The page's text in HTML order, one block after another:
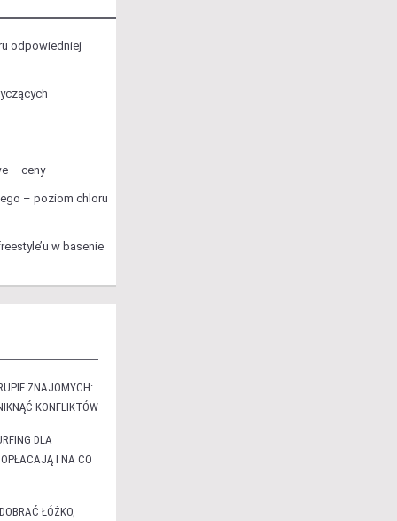
odpowiedniej
– ceny
– poziom chloru
w basenie
ZNAJOMYCH:
KONFLIKTÓW
DLA
I NA CO
ŁÓŻKO,